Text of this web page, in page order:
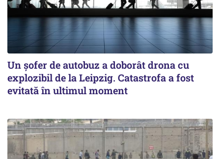
Un șofer de autobuz a doborât drona cu
explozibil de la Leipzig. Catastrofa a fost
evitată în ultimul moment